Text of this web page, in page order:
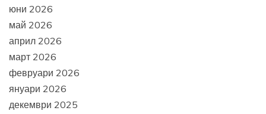
юни 2026
май 2026
април 2026
март 2026
февруари 2026
януари 2026
декември 2025